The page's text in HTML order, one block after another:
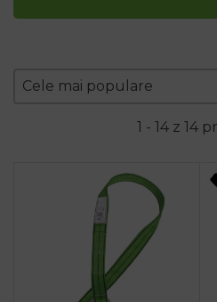
Zoradenie produktov
Sort content
Cele mai populare
Sort content
1 - 14 z 14